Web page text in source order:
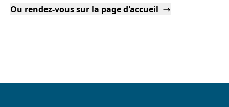
Ou rendez-vous sur la page d'accueil